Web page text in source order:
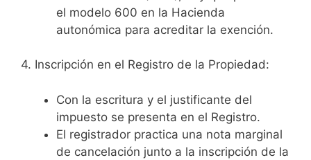
el modelo 600 en la Hacienda
autonómica para acreditar la exención.
4. Inscripción en el Registro de la Propiedad:
Con la escritura y el justificante del
impuesto se presenta en el Registro.
El registrador practica una nota marginal
de cancelación junto a la inscripción de la